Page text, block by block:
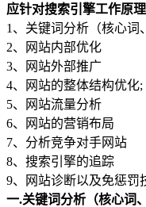
应针对搜索引擎工作原
1、关键词分析（核心词
2、网站内部优化
3、网站外部推广
4、网站的整体结构优化;
5、网站流量分析
6、网站的营销布局
7、分析竞争对手网站
8、搜索引擎的追踪
9、网站诊断以及免惩罚
一.关键词分析（核心词